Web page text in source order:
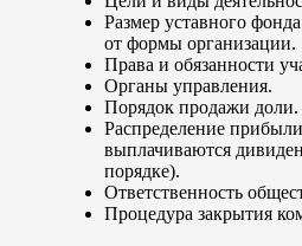
Размер уставного
от формы организации.
Права и обязанности
Органы управления.
Порядок продажи доли.
Распределение
выплачиваются
порядке).
Ответственность
Процедура закрытия